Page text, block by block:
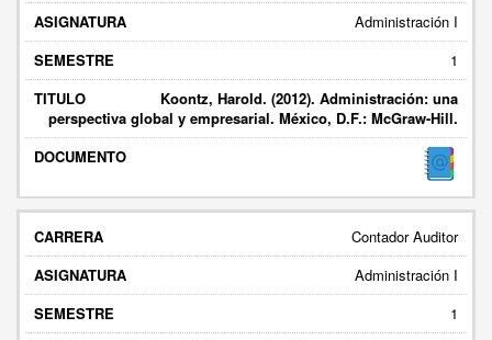
Administración I
1
Koontz, Harold. (2012). Administración: una
perspectiva global y empresarial. México, D.F.: McGraw-Hill.
Contador Auditor
Administración I
1